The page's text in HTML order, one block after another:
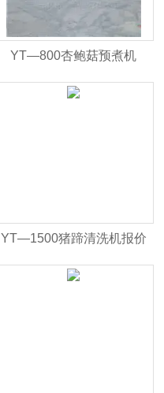
YT—800杏鲍菇预煮机
YT—1500猪蹄清洗机报价